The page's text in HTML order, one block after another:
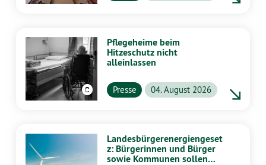
Pflegeheime beim
Hitzeschutz nicht
alleinlassen
Presse 04. August 2026
Landesbürgerenergiengeset
z: Bürgerinnen und Bürger
sowie Kommunen sollen